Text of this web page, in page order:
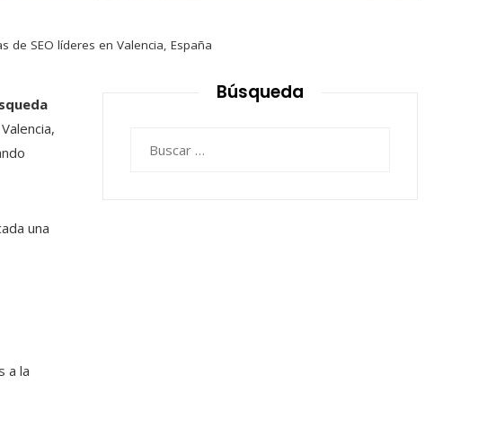
de SEO líderes en Valencia, España
una
a la
Búsqueda